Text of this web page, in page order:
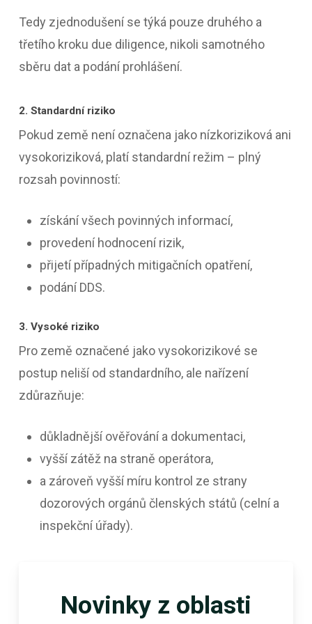
Tedy zjednodušení se týká pouze druhého a
třetího kroku due diligence, nikoli samotného
sběru dat a podání prohlášení.
2. Standardní riziko
Pokud země není označena jako nízkoriziková ani
vysokoriziková, platí standardní režim – plný
rozsah povinností:
získání všech povinných informací,
provedení hodnocení rizik,
přijetí případných mitigačních opatření,
podání DDS.
3. Vysoké riziko
Pro země označené jako vysokorizikové se
postup neliší od standardního, ale nařízení
zdůrazňuje:
důkladnější ověřování a dokumentaci,
vyšší zátěž na straně operátora,
a zároveň vyšší míru kontrol ze strany
dozorových orgánů členských států (celní a
inspekční úřady).
Novinky z oblasti